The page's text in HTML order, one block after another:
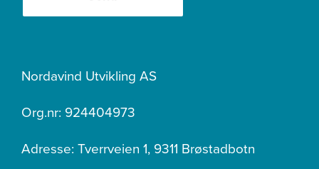
Nordavind Utvikling AS
Org.nr: 924404973
Adresse: Tverrveien 1, 9311 Brøstadbotn